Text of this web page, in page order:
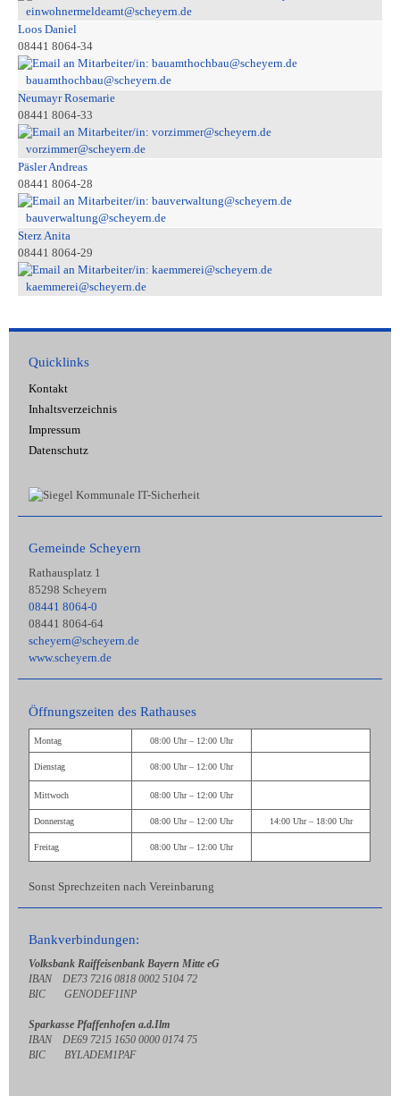
einwohnermeldeamt@scheyern.de
Loos Daniel
08441 8064-34
bauamthochbau@scheyern.de
Neumayr Rosemarie
08441 8064-33
vorzimmer@scheyern.de
Päsler Andreas
08441 8064-28
bauverwaltung@scheyern.de
Sterz Anita
08441 8064-29
kaemmerei@scheyern.de
Quicklinks
Kontakt
Inhaltsverzeichnis
Impressum
Datenschutz
Gemeinde Scheyern
Rathausplatz 1
85298 Scheyern
08441 8064-0
08441 8064-64
scheyern@scheyern.de
www.scheyern.de
Öffnungszeiten des Rathauses
Montag 08:00 Uhr – 12:00 Uhr
Dienstag 08:00 Uhr – 12:00 Uhr
Mittwoch 08:00 Uhr – 12:00 Uhr
Donnerstag 08:00 Uhr – 12:00 Uhr 14:00 Uhr – 18:00 Uhr
Freitag 08:00 Uhr – 12:00 Uhr
Sonst Sprechzeiten nach Vereinbarung
Bankverbindungen:
Volksbank Raiffeisenbank Bayern Mitte eG
IBAN DE73 7216 0818 0002 5104 72
BIC GENODEF1INP
Sparkasse Pfaffenhofen a.d.Ilm
IBAN DE69 7215 1650 0000 0174 75
BIC BYLADEM1PAF